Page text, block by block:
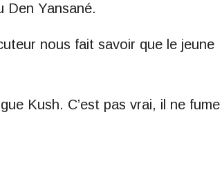
Den Yansané.
nous fait savoir que le jeune
Kush. C’est pas vrai, il ne fume